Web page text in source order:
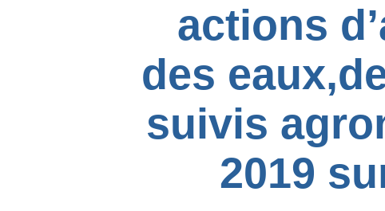
actions
des
suivis
2019